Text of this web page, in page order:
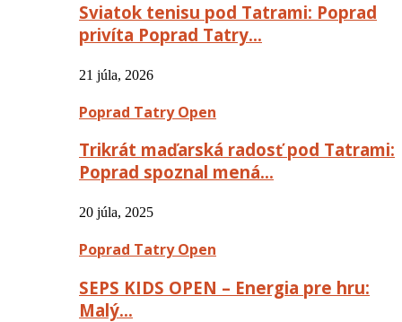
Sviatok tenisu pod Tatrami: Poprad
privíta Poprad Tatry…
21 júla, 2026
Poprad Tatry Open
Trikrát maďarská radosť pod Tatrami:
Poprad spoznal mená…
20 júla, 2025
Poprad Tatry Open
SEPS KIDS OPEN – Energia pre hru:
Malý…